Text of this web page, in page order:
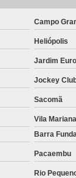
Pirulito
Campo
Heliópolis
Jardim
Jockey
Sacomã
Vila Mariana
Barra Funda
Pacaembu
Rio